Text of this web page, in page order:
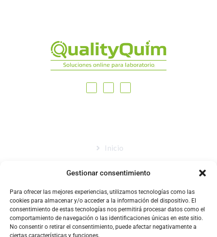
Gestionar consentimiento
Para ofrecer las mejores experiencias, utilizamos tecnologías como las
cookies para almacenar y/o acceder a la información del dispositivo. El
consentimiento de estas tecnologías nos permitirá procesar datos como el
comportamiento de navegación o las identificaciones únicas en este sitio.
No consentir o retirar el consentimiento, puede afectar negativamente a
ciertas características y funciones.
Inicio
Catálogo
Blog
Contacto